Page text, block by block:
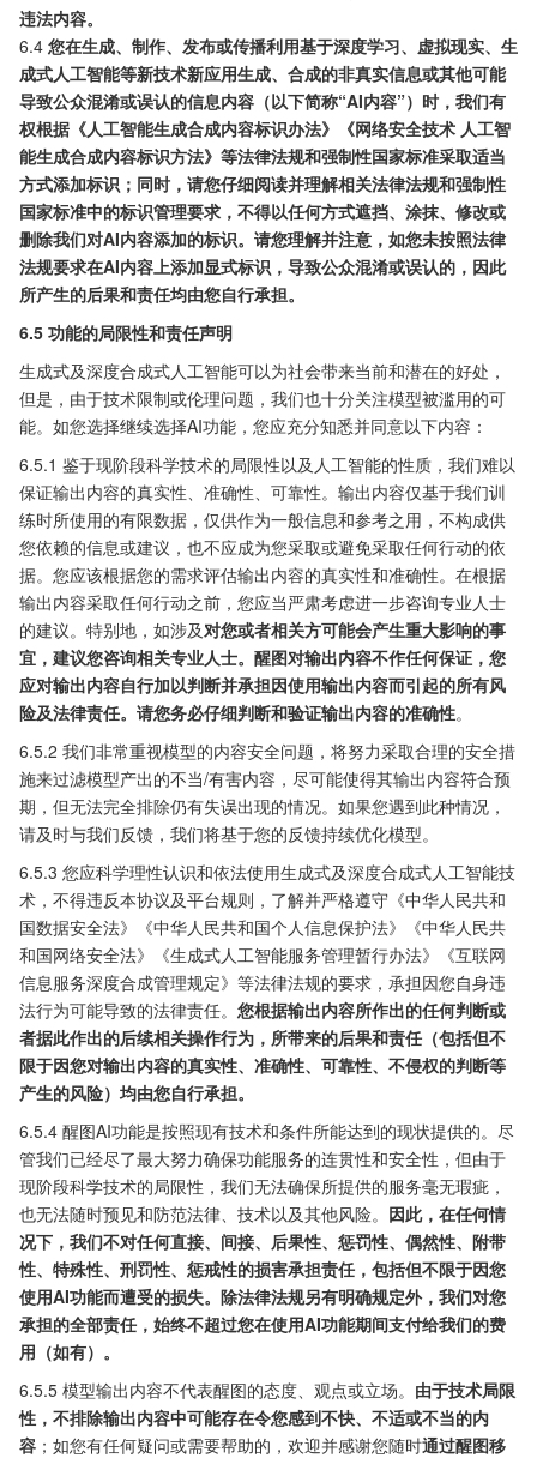
违法内容。
6.4 您在生成、制作、发布或传播利用基于深度学习、虚拟现实、生
成式人工智能等新技术新应用生成、合成的非真实信息或其他可能
导致公众混淆或误认的信息内容（以下简称“AI内容”）时，我们有
权根据 《人工智能生成合成内容标识办法》《网络安全技术 人工智
能生成合成内容标识方法》 等法律法规和强制性国家标准采取适当
方式添加标识；同时，请您仔细阅读并理解相关法律法规和强制性
国家标准中的标识管理要求，不得以任何方式遮挡、涂抹、修改或
删除我们对AI内容添加的标识。请您理解并注意，如您未按照法律
法规要求在AI内容上添加显式标识，导致公众混淆或误认的，因此
所产生的后果和责任均由您自行承担。
6.5 功能的局限性和责任声明
生成式及深度合成式人工智能可以为社会带来当前和潜在的好处，
但是，由于技术限制或伦理问题，我们也十分关注模型被滥用的可
能。如您选择继续选择AI功能，您应充分知悉并同意以下内容：
6.5.1 鉴于现阶段科学技术的局限性以及人工智能的性质，我们难以
保证输出内容的真实性、准确性、可靠性。输出内容仅基于我们训
练时所使用的有限数据，仅供作为一般信息和参考之用，不构成供
您依赖的信息或建议，也不应成为您采取或避免采取任何行动的依
据。您应该根据您的需求评估输出内容的真实性和准确性。在根据
输出内容采取任何行动之前，您应当严肃考虑进一步咨询专业人士
的建议。特别地，如涉及对您或者相关方可能会产生重大影响的事
宜，建议您咨询相关专业人士。醒图对输出内容不作任何保证，您
应对输出内容自行加以判断并承担因使用输出内容而引起的所有风
险及法律责任。请您务必仔细判断和验证输出内容的准确性。
6.5.2 我们非常重视模型的内容安全问题，将努力采取合理的安全措
施来过滤模型产出的不当/有害内容，尽可能使得其输出内容符合预
期，但无法完全排除仍有失误出现的情况。如果您遇到此种情况，
请及时与我们反馈，我们将基于您的反馈持续优化模型。
6.5.3 您应科学理性认识和依法使用生成式及深度合成式人工智能技
术，不得违反本协议及平台规则，了解并严格遵守《中华人民共和
国数据安全法》《中华人民共和国个人信息保护法》《中华人民共
和国网络安全法》《生成式人工智能服务管理暂行办法》《互联网
信息服务深度合成管理规定》等法律法规的要求，承担因您自身违
法行为可能导致的法律责任。 您根据输出内容所作出的任何判断或
者据此作出的后续相关操作行为，所带来的后果和责任（包括但不
限于因您对输出内容的真实性、准确性、可靠性、不侵权的判断等
产生的风险）均由您自行承担。
6.5.4 醒图AI功能是按照现有技术和条件所能达到的现状提供的。尽
管我们已经尽了最大努力确保功能服务的连贯性和安全性，但由于
现阶段科学技术的局限性，我们无法确保所提供的服务毫无瑕疵，
也无法随时预见和防范法律、技术以及其他风险。 因此，在任何情
况下，我们不对任何直接、间接、后果性、惩罚性、偶然性、附带
性、特殊性、刑罚性、惩戒性的损害承担责任，包括但不限于因您
使用AI功能而遭受的损失。除法律法规另有明确规定外，我们对您
承担的全部责任，始终不超过您在使用AI功能期间支付给我们的费
用（如有）。
6.5.5 模型输出内容不代表醒图的态度、观点或立场。 由于技术局限
性，不排除输出内容中可能存在令您感到不快、不适或不当的内
容 ；如您有任何疑问或需要帮助的，欢迎并感谢您随时通过醒图移